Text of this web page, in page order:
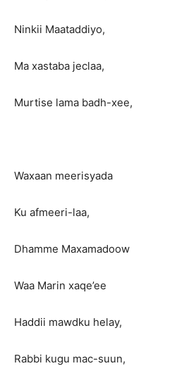
Ninkii Maataddiyo,
Ma xastaba jeclaa,
Murtise lama badh-xee,
Waxaan meerisyada
Ku afmeeri-laa,
Dhamme Maxamadoow
Waa Marin xaqe’ee
Haddii mawdku helay,
Rabbi kugu mac-suun,